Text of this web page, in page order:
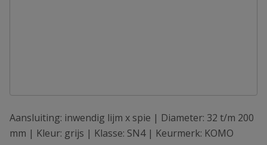
Aansluiting: inwendig lijm x spie | Diameter: 32 t/m 200
mm | Kleur: grijs | Klasse: SN4 | Keurmerk: KOMO